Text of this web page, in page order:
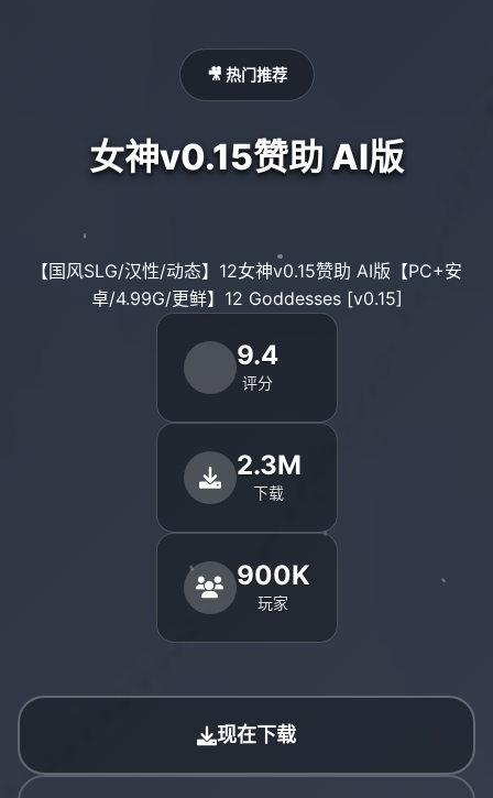
🎥 热门推荐
女神v0.15赞助 AI版
【国风SLG/汉性/动态】12女神v0.15赞助 AI版【PC+安
卓/4.99G/更鲜】12 Goddesses [v0.15]
9.4
评分
2.3M
下载
900K
玩家
现在下载